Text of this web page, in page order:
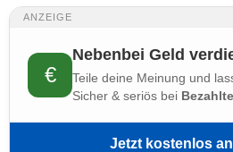
ANZEIGE
€
Nebenbei Geld
Teile deine Meinung und
Sicher & seriös bei
Jetzt kostenlos